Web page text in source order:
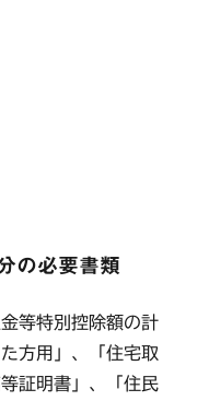
の必要書類
等特別控除額の計
方用」、「住宅取
証明書」、「住民